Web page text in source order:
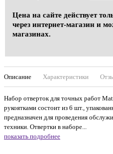
Цена на сайте действует
через интернет-магазин и
магазинах.
Описание Характеристики
Набор отверток для точных работ
рукоятками состоит из 6 шт.,
предназначен для проведения
техники. Отвертки в наборе...
показать подробнее